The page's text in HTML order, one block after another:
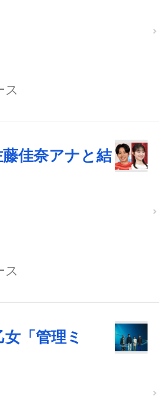
ス
佳奈アナと結
ス
「管理ミ